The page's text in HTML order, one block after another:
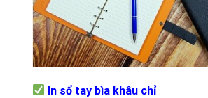
In sổ tay bìa khâu chỉ